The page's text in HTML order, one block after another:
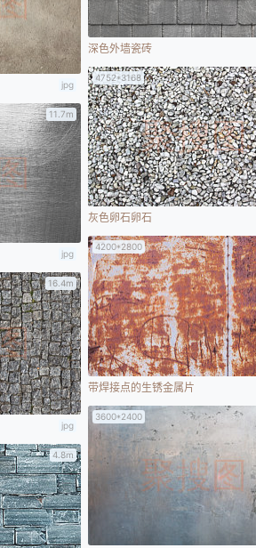
深色外墙瓷砖
jpg
灰色卵石卵石
4752*3168
11.7m
jpg
带焊接点的生锈金属片
4200*2800
16.4m
jpg
3600*2400
4.8m